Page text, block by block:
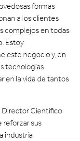
formas
a los clientes
complejos en todas
Estoy
este negocio y, en
tecnologías
en la vida de tantos
Director Científico
reforzar sus
industria